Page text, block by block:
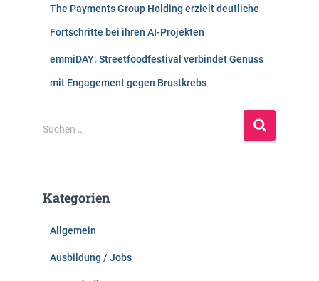
The Payments Group Holding erzielt deutliche
Fortschritte bei ihren AI-Projekten
emmiDAY: Streetfoodfestival verbindet Genuss
mit Engagement gegen Brustkrebs
S
u
n
Suchen …
Kategorien
Allgemein
Ausbildung / Jobs